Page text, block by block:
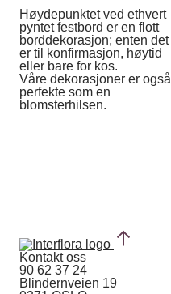
Høydepunktet ved ethvert
pyntet festbord er en flott
borddekorasjon; enten det
er til konfirmasjon, høytid
eller bare for kos.
Våre dekorasjoner er også
perfekte som en
blomsterhilsen.
Kontakt oss
90 62 37 24
Blindernveien 19